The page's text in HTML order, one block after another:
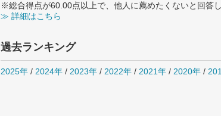
※総合得点が60.00点以上で、他人に薦めたくないと回答
≫ 詳細はこちら
過去ランキング
2025年 / 2024年 / 2023年 / 2022年 / 2021年 / 2020年 /